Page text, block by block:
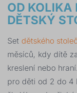
OD KOLIKA
DĚTSKÝ
Set dětského
měsíců, kdy dítě
kreslení nebo
pro děti od 2 do 4